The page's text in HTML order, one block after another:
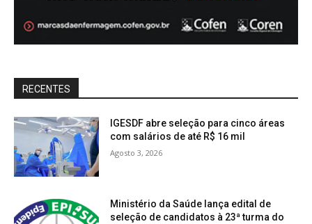
RECENTES
IGESDF abre seleção para cinco áreas
com salários de até R$ 16 mil
Agosto 3, 2026
Ministério da Saúde lança edital de
seleção de candidatos à 23ª turma do